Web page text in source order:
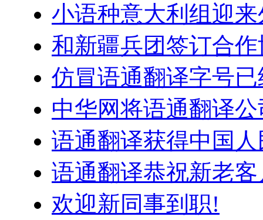
小语种意大利组迎
和新疆兵团签订合
仿冒语通翻译字号
中华网将语通翻译
语通翻译获得中国
语通翻译恭祝新老
欢迎新同事到职!